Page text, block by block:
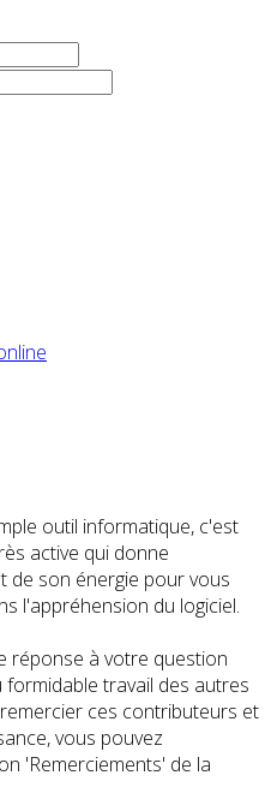
outil informatique, c'est
active qui donne
de son énergie pour vous
l'appréhension du logiciel.
réponse à votre question
travail des autres
ces contributeurs et
vous pouvez
'Remerciements' de la